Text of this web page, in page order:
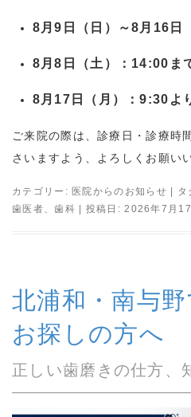
8月9日（日）～8月16日
8月8日（土）：14:00ま
8月17日（月）：9:30よ
ご来院の際は、診療日・診療時
さいますよう、よろしくお願い
カテゴリー: 医院からのお知らせ | タ
歯医者、歯科 | 投稿日:2026年7月17
北浦和・南与
お探しの方へ
正しい歯磨きの仕方、